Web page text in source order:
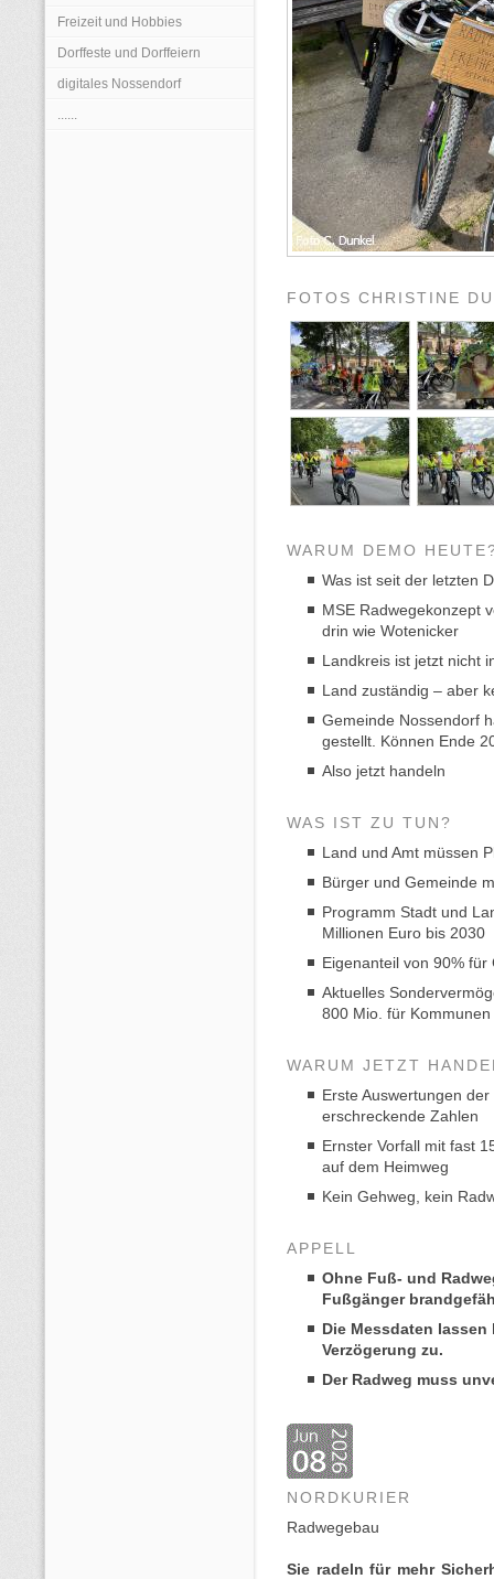
Freizeit und Hobbies
Dorffeste und Dorffeiern
digitales Nossendorf
......
FOTOS CHRISTINE
WARUM DEMO
Was ist seit der letzten
MSE Radwegekonzept
drin wie Wotenicker
Landkreis ist jetzt nicht
Land zuständig – aber
Gemeinde Nossendorf
gestellt. Können Ende
Also jetzt handeln
WAS IST ZU TUN?
Land und Amt müssen
Bürger und Gemeinde
Programm Stadt und
Millionen Euro bis 2030
Eigenanteil von 90% für
Aktuelles
800 Mio. für
WARUM JETZT
Erste Auswertungen
erschreckende Zahlen
Ernster Vorfall mit fast
auf dem Heimweg
Kein Gehweg, kein
APPELL
Ohne Fuß- und
Fußgänger
Die Messdaten
Verzögerung zu.
Der Radweg muss
NORDKURIER
Radwegebau
Sie radeln für mehr